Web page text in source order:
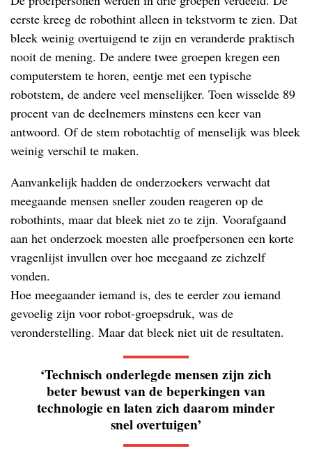
eerste kreeg de robothint alleen in tekstvorm te zien. Dat
bleek weinig overtuigend te zijn en veranderde praktisch
nooit de mening. De andere twee groepen kregen een
computerstem te horen, eentje met een typische
robotstem, de andere veel menselijker. Toen wisselde 89
procent van de deelnemers minstens een keer van
antwoord. Of de stem robotachtig of menselijk was bleek
weinig verschil te maken.
Aanvankelijk hadden de onderzoekers verwacht dat
meegaande mensen sneller zouden reageren op de
robothints, maar dat bleek niet zo te zijn. Voorafgaand
aan het onderzoek moesten alle proefpersonen een korte
vragenlijst invullen over hoe meegaand ze zichzelf
vonden.
Hoe meegaander iemand is, des te eerder zou iemand
gevoelig zijn voor robot-groepsdruk, was de
veronderstelling. Maar dat bleek niet uit de resultaten.
‘Technisch onderlegde mensen zijn zich
beter bewust van de beperkingen van
technologie en laten zich daarom minder
snel overtuigen’